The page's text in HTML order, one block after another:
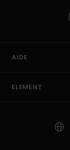
AIDE
ELEMENT